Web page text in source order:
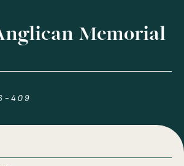
Memorial
409